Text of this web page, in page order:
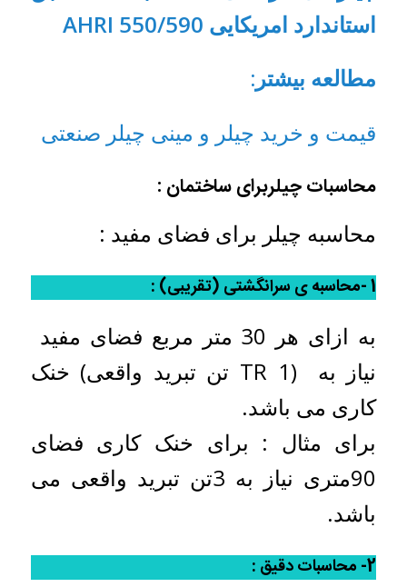
استاندارد امریکایی AHRI 550/590
مطالعه بیشتر:
قیمت و خرید چیلر و مینی چیلر صنعتی
محاسبات چیلربرای ساختمان :
محاسبه چیلر برای فضای مفید :
1 -محاسبه ی سرانگشتی (تقریبی) :
به ازای هر 30 متر مربع فضای مفید
نیاز به (TR 1 تن تبرید واقعی) خنک
کاری می باشد.
برای مثال : برای خنک کاری فضای
90متری نیاز به 3تن تبرید واقعی می
باشد.
2- محاسبات دقیق :